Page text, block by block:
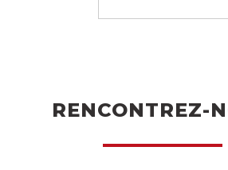
RENCONTREZ-